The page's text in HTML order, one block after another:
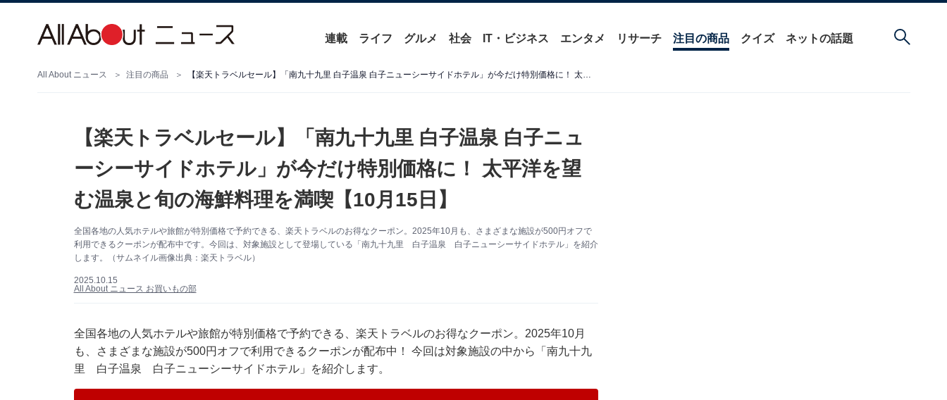
連載 ライフ グルメ 社会 IT・ビジネス エンタメ リサーチ 注目の商品 クイズ ネットの話題
All About ニュース 注目の商品 【楽天トラベルセール】「南九十九里 白子温泉 白子ニューシーサイドホテル」が今だけ特別価格に！ 太平洋を望む温泉と旬の海鮮料理を満喫【10月15日】
【楽天トラベルセール】「南九十九里 白子温泉 白子ニュ
ーシーサイドホテル」が今だけ特別価格に！ 太平洋を望
む温泉と旬の海鮮料理を満喫【10月15日】
全国各地の人気ホテルや旅館が特別価格で予約できる、楽天トラベルのお得なクーポン。2025年10月も、さまざまな施設が500円オフで
利用できるクーポンが配布中です。今回は、対象施設として登場している「南九十九里 白子温泉 白子ニューシーサイドホテル」を紹介
します。（サムネイル画像出典：楽天トラベル）
2025.10.15
All About ニュース お買いもの部
全国各地の人気ホテルや旅館が特別価格で予約できる、楽天トラベルのお得なクーポン。2025年10月
も、さまざまな施設が500円オフで利用できるクーポンが配布中！ 今回は対象施設の中から「南九十九
里 白子温泉 白子ニューシーサイドホテル」を紹介します。